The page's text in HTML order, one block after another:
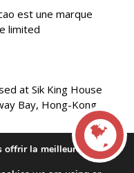
est une marque
limited
at Sik King House
Bay, Hong-Kong
des Français de
offrir la meilleure